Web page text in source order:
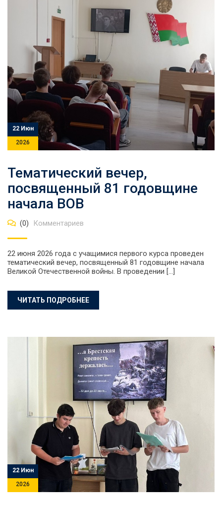
22 Июн
2026
Тематический вечер,
посвященный 81 годовщине
начала ВОВ
(0) Комментариев
22 июня 2026 года с учащимися первого курса проведен
тематический вечер, посвященный 81 годовщине начала
Великой Отечественной войны. В проведении […]
ЧИТАТЬ ПОДРОБНЕЕ
22 Июн
2026